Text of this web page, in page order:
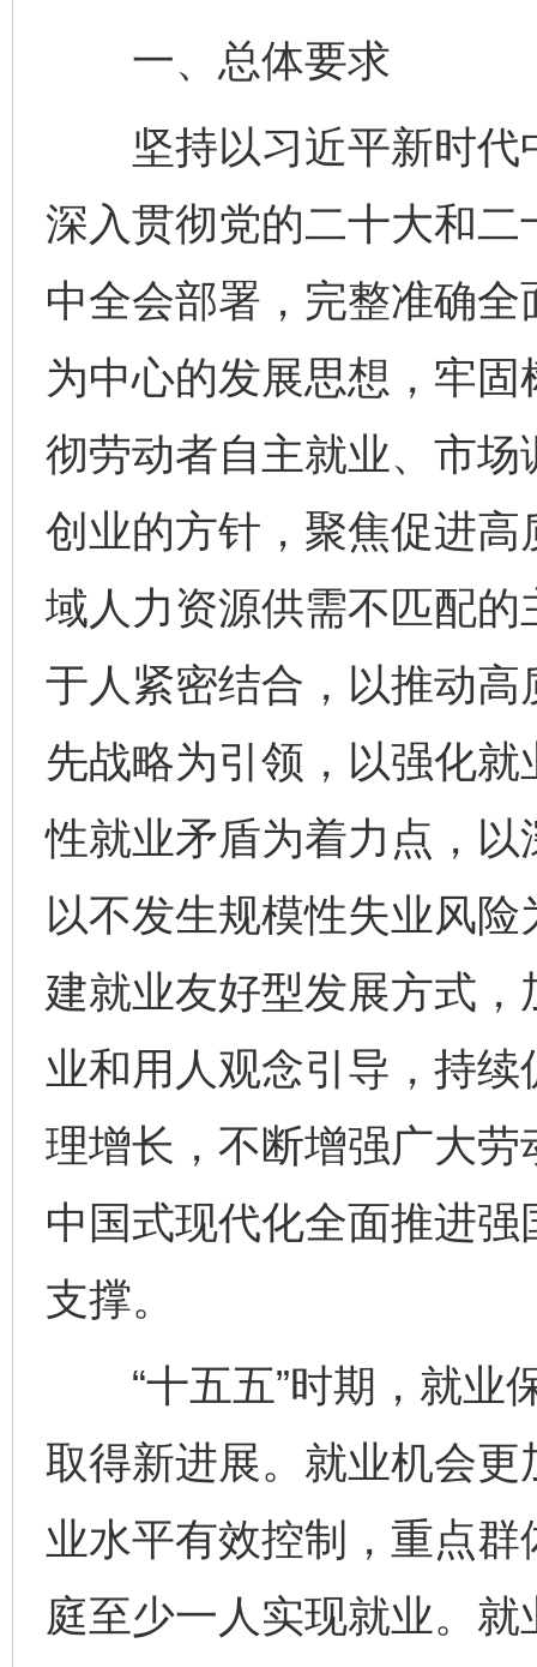
一、总体要求
坚持以习近平新时代
深入贯彻党的二十大和
中全会部署，完整准确
为中心的发展思想，牢
彻劳动者自主就业、市
创业的方针，聚焦促进
域人力资源供需不匹配
于人紧密结合，以推动
先战略为引领，以强化
性就业矛盾为着力点，
以不发生规模性失业风
建就业友好型发展方式
业和用人观念引导，持
理增长，不断增强广大
中国式现代化全面推进
支撑。
“十五五”时期，就业
取得新进展。就业机会
业水平有效控制，重点
庭至少一人实现就业。